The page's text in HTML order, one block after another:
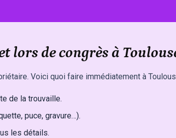
lors de congrès à
Voici quoi faire immédiatement à
de la trouvaille.
puce, gravure…).
les détails.